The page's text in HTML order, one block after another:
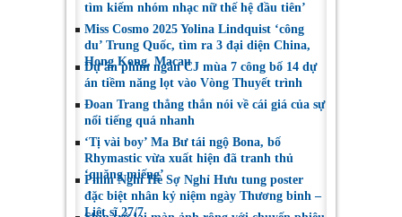
tìm kiếm nhóm nhạc nữ thế hệ đầu tiên’
Miss Cosmo 2025 Yolina Lindquist ‘công
du’ Trung Quốc, tìm ra 3 đại diện China,
Hong Kong, Macau
Dự án phim ngắn CJ mùa 7 công bố 14 dự
án tiềm năng lọt vào Vòng Thuyết trình
Đoan Trang thẳng thắn nói về cái giá của sự
nổi tiếng quá nhanh
‘Tị vài boy’ Ma Bư tái ngộ Bona, bố
Rhymastic vừa xuất hiện đã tranh thủ
‘quăng miếng’
Phim Nghỉ Hè Sợ Nghỉ Hưu tung poster
đặc biệt nhân kỷ niệm ngày Thương binh –
Liệt sĩ 27/7